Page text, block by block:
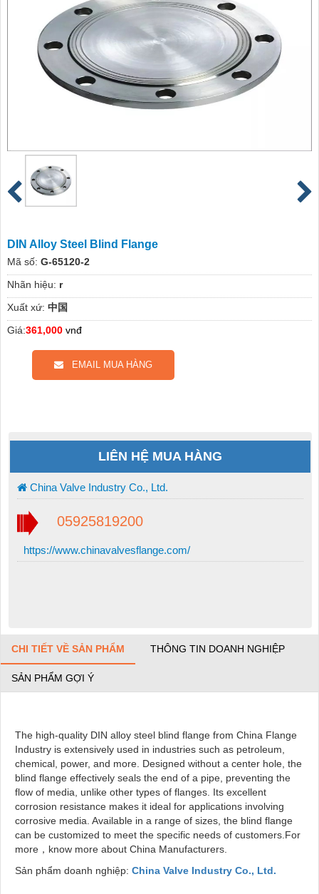
DIN Alloy Steel Blind Flange
Mã số: G-65120-2
Nhãn hiệu: r
Xuất xứ: 中国
Giá:361,000 vnđ
EMAIL MUA HÀNG
LIÊN HỆ MUA HÀNG
China Valve Industry Co., Ltd.
05925819200
https://www.chinavalvesflange.com/
CHI TIẾT VỀ SẢN PHẨM THÔNG TIN DOANH NGHIỆP
SẢN PHẨM GỢI Ý
The high-quality DIN alloy steel blind flange from China Flange
Industry is extensively used in industries such as petroleum,
chemical, power, and more. Designed without a center hole, the
blind flange effectively seals the end of a pipe, preventing the
flow of media, unlike other types of flanges. Its excellent
corrosion resistance makes it ideal for applications involving
corrosive media. Available in a range of sizes, the blind flange
can be customized to meet the specific needs of customers.For
more，know more about China Manufacturers.
Sản phẩm doanh nghiệp: China Valve Industry Co., Ltd.